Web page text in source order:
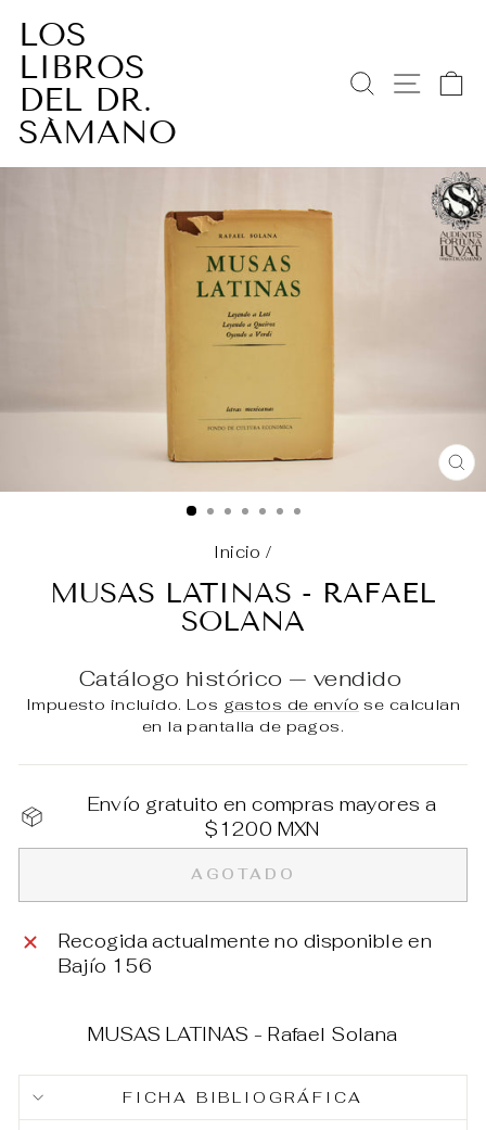
directamente
contenido
LOS
LIBROS
DEL DR.
SÁMANO
BUSCAR
Inicio /
MUSAS LATINAS - RAFAEL
SOLANA
Catálogo histórico — vendido
Impuesto incluido. Los gastos de envío se calculan
en la pantalla de pagos.
Envío gratuito en compras mayores a
$1200 MXN
AGOTADO
Recogida actualmente no disponible en
Bajío 156
MUSAS LATINAS - Rafael Solana
FICHA BIBLIOGRÁFICA